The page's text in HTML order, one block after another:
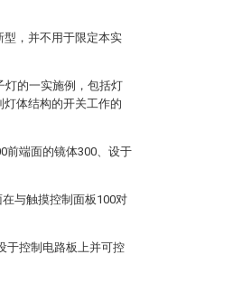
型，并不用于限定本实
灯的一实施例，包括灯
体结构的开关工作的
前端面的镜体300、设于
与触摸控制面板100对
于控制电路板上并可控